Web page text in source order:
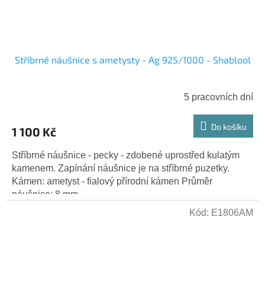
Stříbrné náušnice s ametysty - Ag 925/1000 - Shablool
5 pracovních dní
1 100 Kč Do košíku
Stříbrné náušnice - pecky - zdobené uprostřed kulatým
kamenem. Zapínání náušnice je na stříbrné puzetky.
Kámen: ametyst - fialový přírodní kámen Průměr
náušnice: 8 mm...
Kód: E1806AM